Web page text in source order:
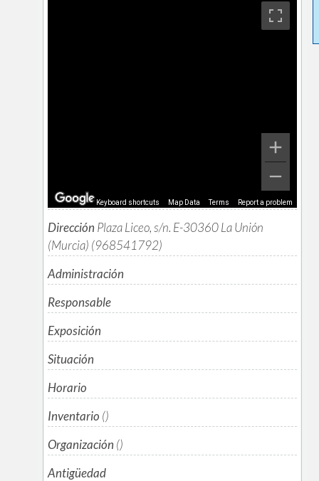
Keyboard shortcuts Map Data Terms Report a problem
Dirección Plaza Liceo, s/n. E-30360 La Unión
(Murcia) (968541792)
Administración
Responsable
Exposición
Situación
Horario
Inventario ()
Organización ()
Antigüedad